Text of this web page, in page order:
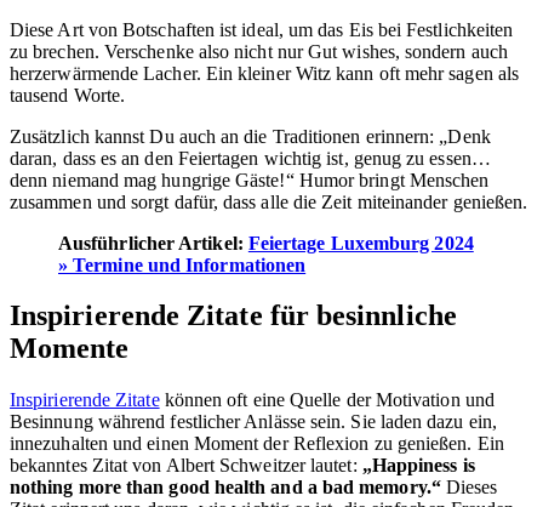
Diese Art von Botschaften ist ideal, um das Eis bei Festlichkeiten
zu brechen. Verschenke also nicht nur Gut wishes, sondern auch
herzerwärmende Lacher. Ein kleiner Witz kann oft mehr sagen als
tausend Worte.
Zusätzlich kannst Du auch an die Traditionen erinnern: „Denk
daran, dass es an den Feiertagen wichtig ist, genug zu essen…
denn niemand mag hungrige Gäste!“ Humor bringt Menschen
zusammen und sorgt dafür, dass alle die Zeit miteinander genießen.
Ausführlicher Artikel: Feiertage Luxemburg 2024
» Termine und Informationen
Inspirierende Zitate für besinnliche
Momente
Inspirierende Zitatekönnen oft eine Quelle der Motivation und
Besinnung während festlicher Anlässe sein. Sie laden dazu ein,
innezuhalten und einen Moment der Reflexion zu genießen. Ein
bekanntes Zitat von Albert Schweitzer lautet: „Happiness is
nothing more than good health and a bad memory.“Dieses